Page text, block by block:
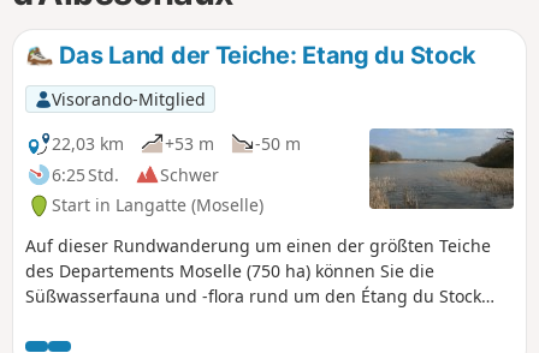
Das Land der Teiche: Etang du Stock
Visorando-Mitglied
22,03 km
+53 m
-50 m
6:25 Std.
Schwer
Start in Langatte (Moselle)
Auf dieser Rundwanderung um einen der größten Teiche
des Departements Moselle (750 ha) können Sie die
Süßwasserfauna und -flora rund um den Étang du Stock